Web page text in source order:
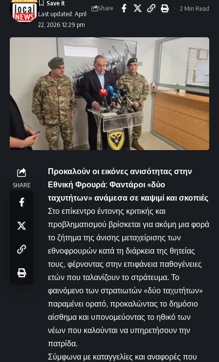
Last updated: April
22, 2026 12:29 pm
Share 2 Min Read
SHARE
Προκαλούν οι εικόνες ανισότητας στην
Εθνική Φρουρά: Φαντάροι «δύο
ταχυτήτων» ανάμεσα σε καψιμί και σκοπιές
Στο επίκεντρο έντονης κριτικής και
προβληματισμού βρίσκεται για ακόμη μια φορά
το ζήτημα της άνισης μεταχείρισης των
εθνοφρουρών κατά τη διάρκεια της θητείας
τους, φέρνοντας στην επιφάνεια παθογένειες
ετών που ταλανίζουν το στράτευμα. Το
φαινόμενο των στρατιωτών «δύο ταχυτήτων»
παραμένει ορατό, προκαλώντας το δημόσιο
αίσθημα και υπονομεύοντας το ηθικό των
νέων που καλούνται να υπηρετήσουν την
πατρίδα.
Σύμφωνα με καταγγελίες και αναφορές που